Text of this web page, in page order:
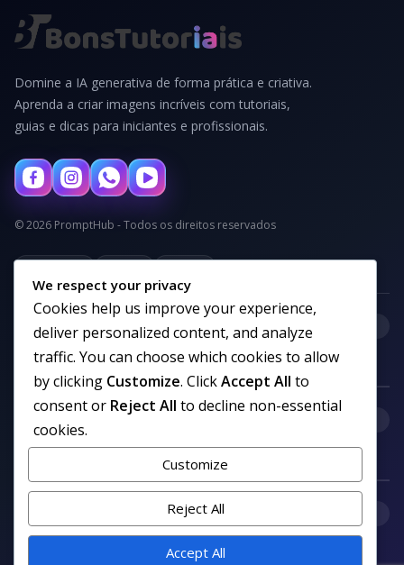
Domine a IA generativa de forma prática e criativa.
Aprenda a criar imagens incríveis com tutoriais,
guias e dicas para iniciantes e profissionais.
© 2026 PromptHub - Todos os direitos reservados
Categorias
We respect your privacy
Cookies help us improve your experience,
deliver personalized content, and analyze
traffic. You can choose which cookies to allow
by clicking Customize. ClickAccept All to
consent or Reject All to decline non-essential
cookies.
Customize
Reject All
Accept All